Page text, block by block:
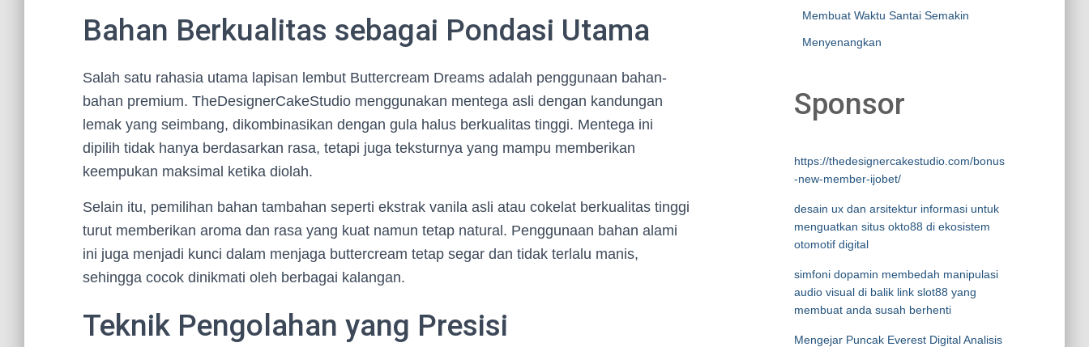
Bahan Berkualitas sebagai Pondasi Utama
Salah satu rahasia utama lapisan lembut Buttercream Dreams adalah penggunaan bahan-
bahan premium. TheDesignerCakeStudio menggunakan mentega asli dengan kandungan
lemak yang seimbang, dikombinasikan dengan gula halus berkualitas tinggi. Mentega ini
dipilih tidak hanya berdasarkan rasa, tetapi juga teksturnya yang mampu memberikan
keempukan maksimal ketika diolah.
Selain itu, pemilihan bahan tambahan seperti ekstrak vanila asli atau cokelat berkualitas tinggi
turut memberikan aroma dan rasa yang kuat namun tetap natural. Penggunaan bahan alami
ini juga menjadi kunci dalam menjaga buttercream tetap segar dan tidak terlalu manis,
sehingga cocok dinikmati oleh berbagai kalangan.
Teknik Pengolahan yang Presisi
Membuat Waktu Santai Semakin
Menyenangkan
Sponsor
https://thedesignercakestudio.com/bonus
-new-member-ijobet/
desain ux dan arsitektur informasi untuk
menguatkan situs okto88 di ekosistem
otomotif digital
simfoni dopamin membedah manipulasi
audio visual di balik link slot88 yang
membuat anda susah berhenti
Mengejar Puncak Everest Digital Analisis